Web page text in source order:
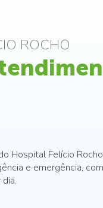
ROCHO
Hospital Felício
e emergência,